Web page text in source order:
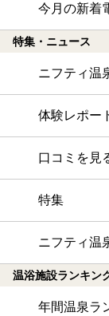
今月の新着
特集・ニュース
ニフティ温
体験レポー
口コミを見
特集
ニフティ温
温浴施設ランキン
年間温泉ラ